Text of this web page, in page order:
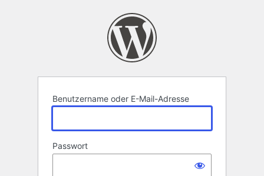
Benutzername oder E-Mail-Adresse
Passwort